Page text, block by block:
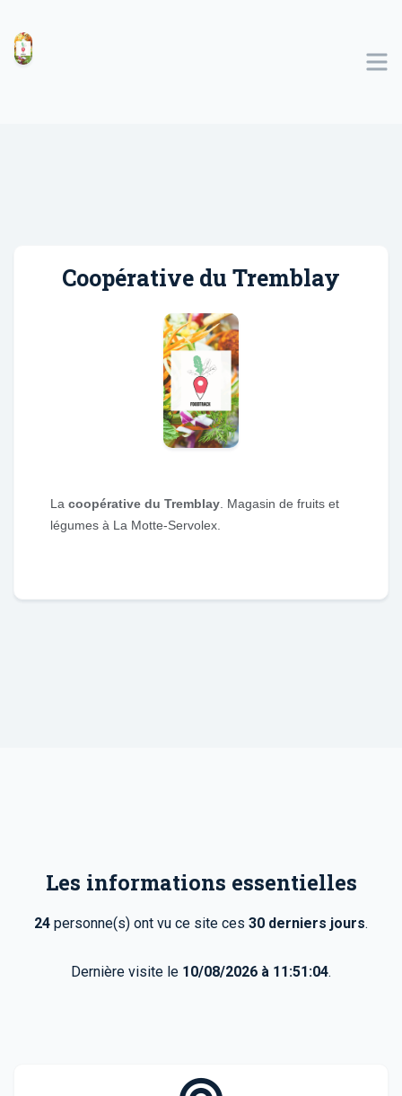
Coopérative du Tremblay
La coopérative du Tremblay . Magasin de fruits et
légumes à La Motte-Servolex.
Les informations essentielles
24 personne(s) ont vu ce site ces 30 derniers jours.
Dernière visite le 10/08/2026 à 11:51:04.